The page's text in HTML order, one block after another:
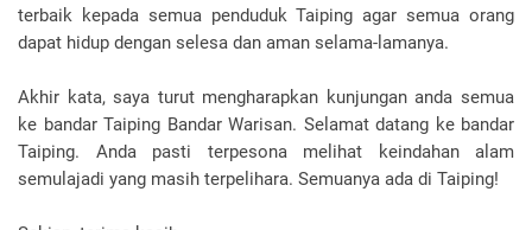
terbaik kepada semua penduduk Taiping agar semua orang
dapat hidup dengan selesa dan aman selama-lamanya.
Akhir kata, saya turut mengharapkan kunjungan anda semua
ke bandar Taiping Bandar Warisan. Selamat datang ke bandar
Taiping. Anda pasti terpesona melihat keindahan alam
semulajadi yang masih terpelihara. Semuanya ada di Taiping!